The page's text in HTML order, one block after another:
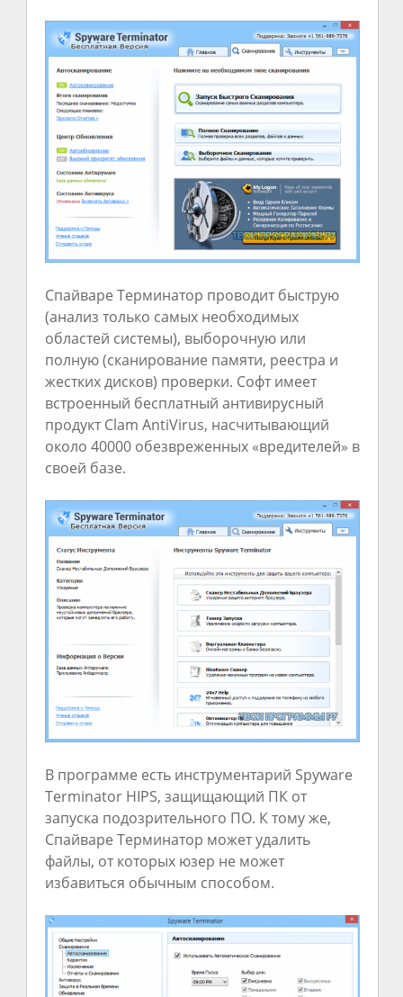
Спайваре Терминатор проводит быструю
(анализ только самых необходимых
областей системы), выборочную или
полную (сканирование памяти, реестра и
жестких дисков) проверки. Софт имеет
встроенный бесплатный антивирусный
продукт Clam AntiVirus, насчитывающий
около 40000 обезвреженных «вредителей» в
своей базе.
В программе есть инструментарий Spyware
Terminator HIPS, защищающий ПК от
запуска подозрительного ПО. К тому же,
Спайваре Терминатор может удалить
файлы, от которых юзер не может
избавиться обычным способом.